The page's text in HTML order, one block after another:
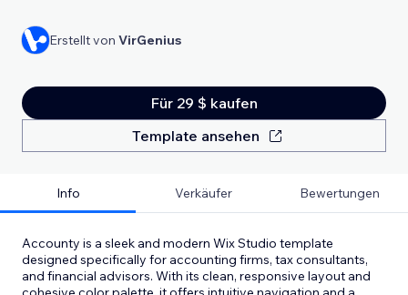
Erstellt von VirGenius
Für 29 $ kaufen
Template ansehen
Info Verkäufer Bewertungen
Accounty is a sleek and modern Wix Studio template
designed specifically for accounting firms, tax consultants,
and financial advisors. With its clean, responsive layout and